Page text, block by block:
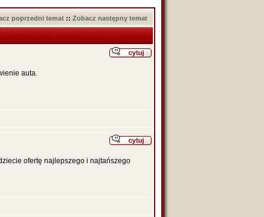
poprzedni temat :: Zobacz następny temat
auta.
ofertę najlepszego i najtańszego